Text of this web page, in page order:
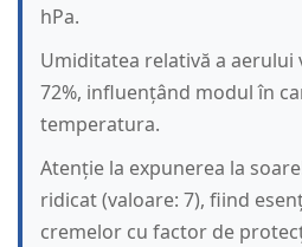
hPa.
Umiditatea relativă a aerului
72%, influențând modul în
temperatura.
Atenție la expunerea la
ridicat (valoare: 7), fiind
cremelor cu factor de